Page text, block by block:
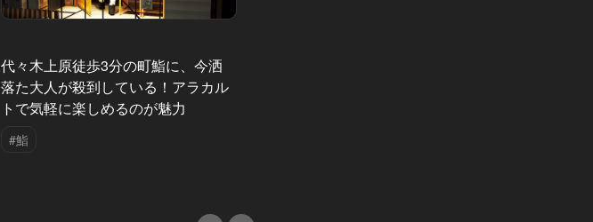
代々木上原徒歩3分の町鮨に、今洒
落た大人が殺到している！アラカル
トで気軽に楽しめるのが魅力
#鮨